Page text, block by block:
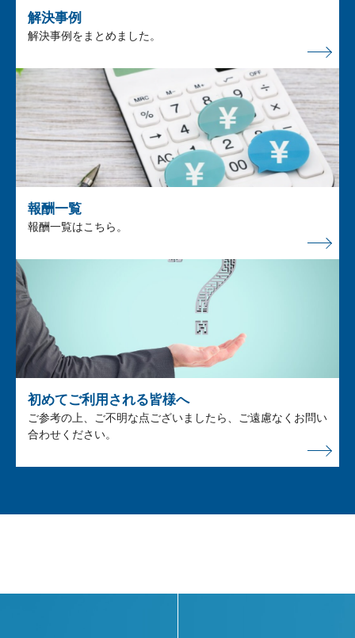
解決事例
解決事例をまとめました。
報酬一覧
報酬一覧はこちら。
初めてご利用される皆様へ
ご参考の上、ご不明な点ございましたら、ご遠慮なくお問い
合わせください。